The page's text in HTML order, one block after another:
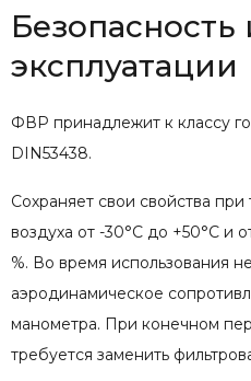
Безопасность
эксплуатации
ФВР принадлежит к классу
DIN53438.
Сохраняет свои свойства
воздуха от -30°C до +50°C и
%. Во время использования
аэродинамическое
манометра. При конечном
требуется заменить